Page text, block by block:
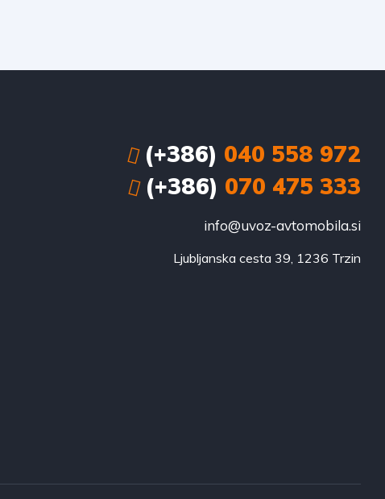
(+386) 040 558 972
(+386) 070 475 333
info@uvoz-avtomobila.si
Ljubljanska cesta 39, 1236 Trzin